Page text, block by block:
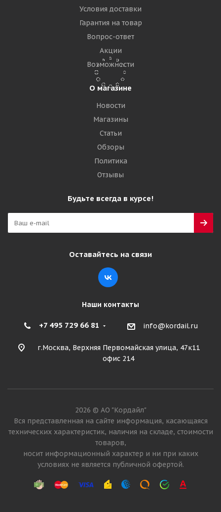
Подробнее
7 720₽
Подробнее
20 645₽
Подробнее
Условия доставки
Гарантия на товар
Вопрос-ответ
Акции
Возможности
О магазине
Новости
Магазины
Статьи
Обзоры
Политика
Отзывы
Будьте всегда в курсе!
Оставайтесь на связи
Наши контакты
+7 495 729 66 81 info@kordail.ru
г.Москва, Верхняя Первомайская улица, 47к11
офис 214
2026 © АО "Кордайл"
Вся представленная на сайте информация, касающаяся
технических характеристик, наличия на складе, стоимости
товаров,
носит информационный характер и ни при каких
условиях не является публичной офертой.